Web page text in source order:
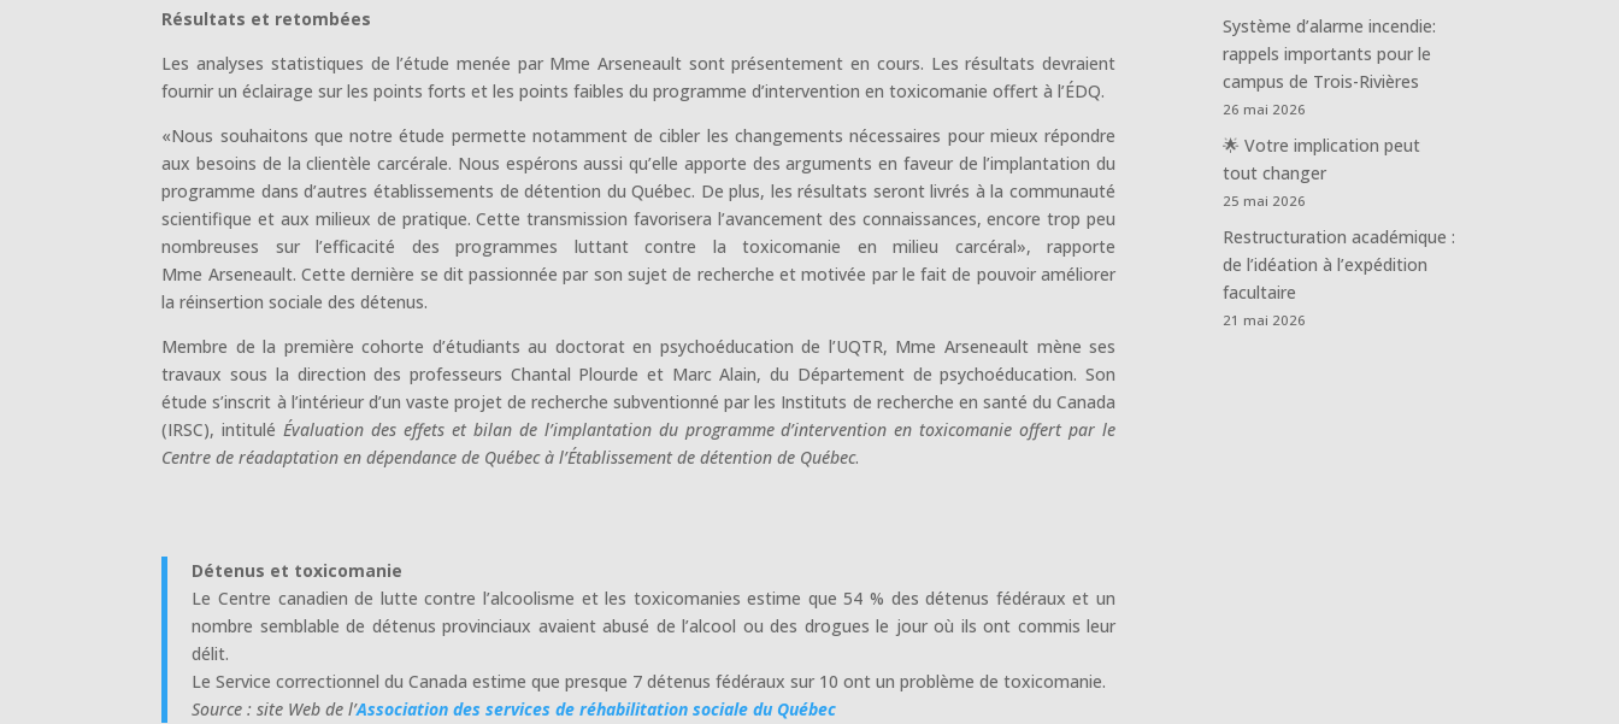
Résultats et retombées
Les analyses statistiques de l’étude menée par Mme Arseneault sont présentement en cours. Les résultats devraient
fournir un éclairage sur les points forts et les points faibles du programme d’intervention en toxicomanie offert à l’ÉDQ.
«Nous souhaitons que notre étude permette notamment de cibler les changements nécessaires pour mieux répondre
aux besoins de la clientèle carcérale. Nous espérons aussi qu’elle apporte des arguments en faveur de l’implantation du
programme dans d’autres établissements de détention du Québec. De plus, les résultats seront livrés à la communauté
scientifique et aux milieux de pratique. Cette transmission favorisera l’avancement des connaissances, encore trop peu
nombreuses sur l’efficacité des programmes luttant contre la toxicomanie en milieu carcéral», rapporte
Mme Arseneault. Cette dernière se dit passionnée par son sujet de recherche et motivée par le fait de pouvoir améliorer
la réinsertion sociale des détenus.
Membre de la première cohorte d’étudiants au doctorat en psychoéducation de l’UQTR, Mme Arseneault mène ses
travaux sous la direction des professeurs Chantal Plourde et Marc Alain, du Département de psychoéducation. Son
étude s’inscrit à l’intérieur d’un vaste projet de recherche subventionné par les Instituts de recherche en santé du Canada
(IRSC), intitulé Évaluation des effets et bilan de l’implantation du programme d’intervention en toxicomanie offert par le
Centre de réadaptation en dépendance de Québec à l’Établissement de détention de Québec.
Détenus et toxicomanie
Le Centre canadien de lutte contre l’alcoolisme et les toxicomanies estime que 54 % des détenus fédéraux et un
nombre semblable de détenus provinciaux avaient abusé de l’alcool ou des drogues le jour où ils ont commis leur
délit.
Le Service correctionnel du Canada estime que presque 7 détenus fédéraux sur 10 ont un problème de toxicomanie.
Source : site Web de l’Association des services de réhabilitation sociale du Québec
Système d’alarme incendie:
rappels importants pour le
campus de Trois-Rivières
26 mai 2026
🌟 Votre implication peut
tout changer
25 mai 2026
Restructuration académique :
de l’idéation à l’expédition
facultaire
21 mai 2026